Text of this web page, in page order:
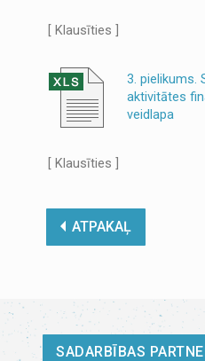
[ Klausīties ]
3. pielikums.
aktivitātes
veidlapa
[ Klausīties ]
ATPAKAĻ
SADARBĪBAS